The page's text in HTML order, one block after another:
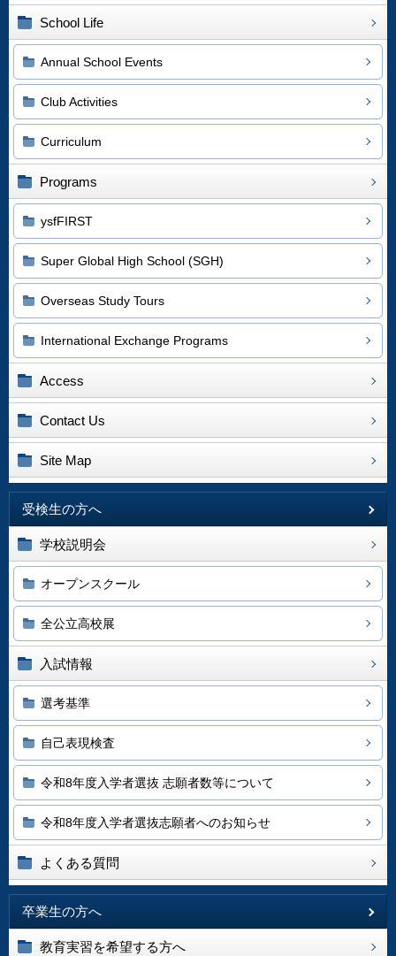
School Life
Annual School Events
Club Activities
Curriculum
Programs
ysfFIRST
Super Global High School (SGH)
Overseas Study Tours
International Exchange Programs
Access
Contact Us
Site Map
受検生の方へ
学校説明会
オープンスクール
全公立高校展
入試情報
選考基準
自己表現検査
令和8年度入学者選抜 志願者数等について
令和8年度入学者選抜志願者へのお知らせ
よくある質問
卒業生の方へ
教育実習を希望する方へ